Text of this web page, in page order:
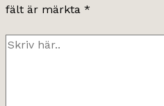
fält är märkta *
Skriv